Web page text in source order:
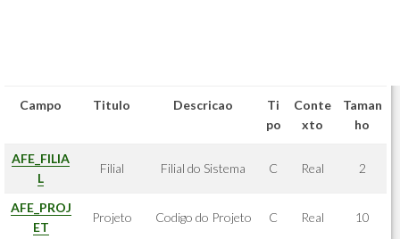
Campo Titulo Descricao
Ti
po
Conte
xto
Taman
ho
AFE_FILIA
L
Filial Filial do Sistema C Real 2
AFE_PROJ
ET
Projeto Codigo do Projeto C Real 10